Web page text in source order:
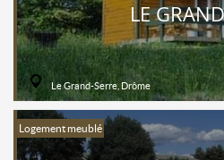
LE
Le Grand-Serre, Drôme
Logement meublé